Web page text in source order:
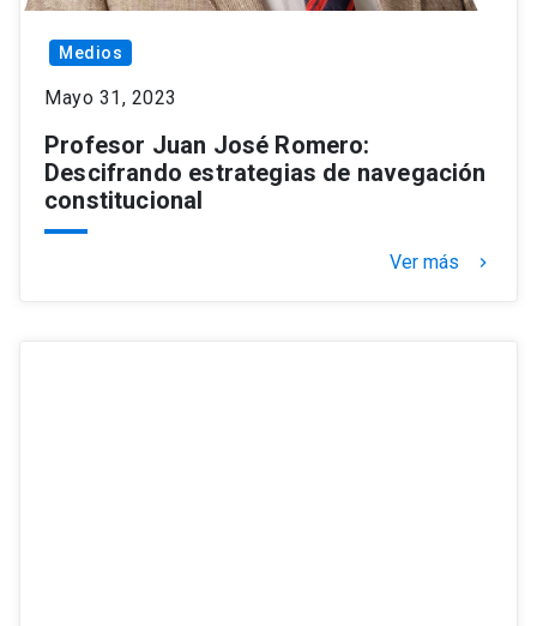
Medios
Mayo 31, 2023
Profesor Juan José Romero:
Descifrando estrategias de navegación
constitucional
Ver más keyboard_arrow_right